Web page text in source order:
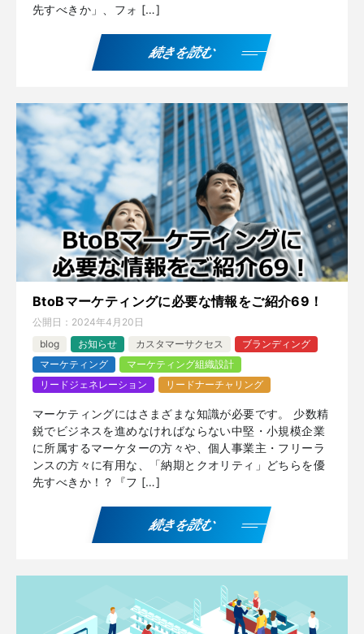
先すべきか」、フォ […]
続きを読む
BtoBマーケティングに必要な情報をご紹介69！
公開日： 2024年4月20日
blog
お知らせ カスタマーサクセス
ブランディング
マーケティング
マーケティング組織設計
リードジェネレーション
リードナーチャリング
マーケティングにはさまざまな知識が必要です。 少数精
鋭でビジネスを進めなければならない中堅・小規模企業
に所属するマーケターの方々や、個人事業主・フリーラ
ンスの方々に有用な、「納期とクオリティ」どちらを優
先すべきか！？『フ […]
続きを読む